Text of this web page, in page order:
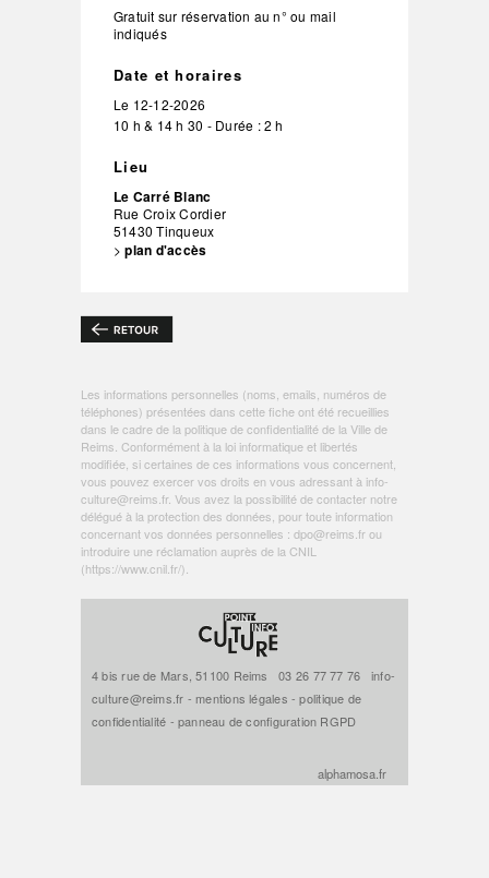
Gratuit sur réservation au n° ou mail
indiqués
Date et horaires
Le 12-12-2026
10 h & 14 h 30 - Durée : 2 h
Lieu
Le Carré Blanc
Rue Croix Cordier
51430 Tinqueux
>plan d'accès
Les informations personnelles (noms, emails, numéros de
téléphones) présentées dans cette fiche ont été recueillies
dans le cadre de la politique deconfidentialité de la Ville de
Reims . Conformément à la loi informatique et libertés
modifiée, si certaines de ces informations vous concernent,
vous pouvez exercer vos droits en vous adressant à info-
culture@reims.fr. Vous avez la possibilité de contacter notre
délégué à la protection des données, pour toute information
concernant vos données personnelles : dpo@reims.frou
introduire une réclamation auprès de la CNIL
(https://www.cnil.fr/).
4 bis rue de Mars, 51100 Reims03 26 77 77 76
info-
culture@reims.fr -mentions légales -politique de
confidentialité - panneau de configuration RGPD
alphamosa.fr